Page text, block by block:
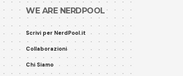
WE ARE NERDPOOL
Scrivi per NerdPool.it
Collaborazioni
Chi Siamo